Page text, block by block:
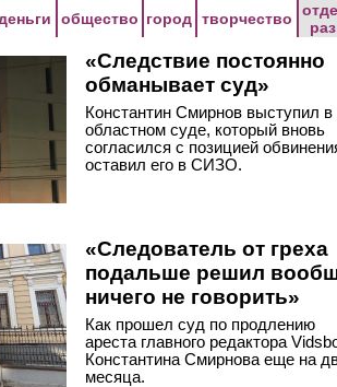
общество город творчество
«Следствие постоянно
обманывает суд»
Константин Смирнов выступил в
областном суде, который вновь
согласился с позицией
оставил его в СИЗО.
«Следователь от греха
подальше решил
ничего не говорить»
Как прошел суд по продлению
ареста главного редактора
Константина Смирнова еще на
месяца.